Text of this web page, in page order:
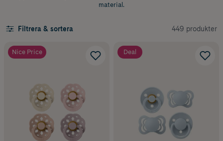
material.
Filtrera & sortera 449 produkter
Nice Price Deal